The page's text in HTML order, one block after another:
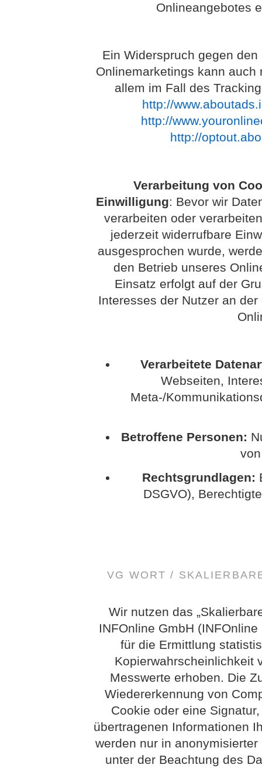
Onlineangebotes
Ein Widerspruch gegen
Onlinemarketings kann
allem im Fall des
http://
http://
http://
Verarbeitung von
Einwilligung: Bevor wir
verarbeiten oder
jederzeit widerrufbare
ausgesprochen wurde,
den Betrieb unseres
Einsatz erfolgt auf der
Interesses der Nutzer an
Verarbeitete
Webseiten,
Meta-/
Betroffene Personen:
Rechtsgrundlagen:
DSGVO),
VG WORT /
Wir nutzen das
INFOnline GmbH
für die Ermittlung
Kopierwahrscheinlichkeit
Messwerte erhoben. Die
Wiedererkennung von
Cookie oder eine
übertragenen Informationen
werden nur in
unter der Beachtung des